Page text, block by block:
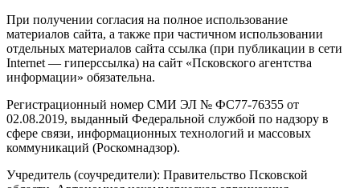
При получении согласия на полное использование
материалов сайта, а также при частичном использовании
отдельных материалов сайта ссылка (при публикации в сети
Internet — гиперссылка) на сайт «Псковского агентства
информации» обязательна.
Регистрационный номер СМИ ЭЛ № ФС77-76355 от
02.08.2019, выданный Федеральной службой по надзору в
сфере связи, информационных технологий и массовых
коммуникаций (Роскомнадзор).
Учредитель (соучредители): Правительство Псковской